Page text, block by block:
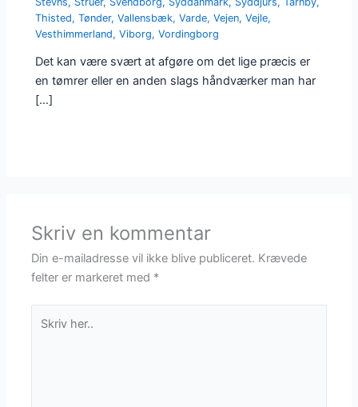
Thisted,Tønder,Vallensbæk,Varde,Vejen,Vejle,
Vesthimmerland,Viborg,Vordingborg
Det kan være svært at afgøre om det lige præcis er
en tømrer eller en anden slags håndværker man har
[…]
Skriv en kommentar
Din e-mailadresse vil ikke blive publiceret. Krævede
felter er markeret med *
her..